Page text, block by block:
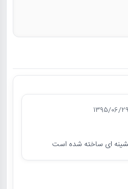
1395/06/29
ای ساخته شده است